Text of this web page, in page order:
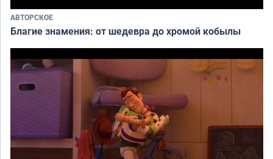
АВТОРСКОЕ
Благие знамения: от шедевра до хромой кобылы